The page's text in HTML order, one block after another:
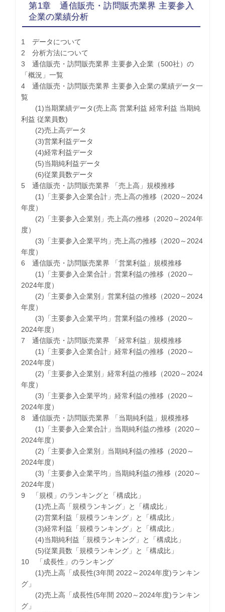
第1章 通信販売・訪問販売業界 主要参入
企業の業績分析
1 データについて
2 分析方法について
3 通信販売・訪問販売業界 主要参入企業（500社）の
「概況」一覧
4 通信販売・訪問販売業界 主要参入企業の業績データ一
覧
(1)当期業績データ(売上高 営業利益 経常利益 当期純
利益 従業員数)
(2)売上高データ
(3)営業利益データ
(4)経常利益データ
(5)当期純利益データ
(6)従業員数データ
5 通信販売・訪問販売業界 「売上高」規模推移
(1)「主要参入企業合計」売上高の推移（2020～2024
年度）
(2)「主要参入企業別」売上高の推移（2020～2024年
度）
(3)「主要参入企業平均」売上高の推移（2020～2024
年度）
6 通信販売・訪問販売業界 「営業利益」規模推移
(1)「主要参入企業合計」営業利益の推移（2020～
2024年度）
(2)「主要参入企業別」営業利益の推移（2020～2024
年度）
(3)「主要参入企業平均」営業利益の推移（2020～
2024年度）
7 通信販売・訪問販売業界 「経常利益」規模推移
(1)「主要参入企業合計」経常利益の推移（2020～
2024年度）
(2)「主要参入企業別」経常利益の推移（2020～2024
年度）
(3)「主要参入企業平均」経常利益の推移（2020～
2024年度）
8 通信販売・訪問販売業界 「当期純利益」規模推移
(1)「主要参入企業合計」当期純利益の推移（2020～
2024年度）
(2)「主要参入企業別」当期純利益の推移（2020～
2024年度）
(3)「主要参入企業平均」当期純利益の推移（2020～
2024年度）
9 「規模」のランキングと「構成比」
(1)売上高「規模ランキング」と「構成比」
(2)営業利益「規模ランキング」と「構成比」
(3)経常利益「規模ランキング」と「構成比」
(4)当期純利益「規模ランキング」と「構成比」
(5)従業員数「規模ランキング」と「構成比」
10 「成長性」のランキング
(1)売上高「成長性(3年間 2022～2024年度)ランキン
グ」
(2)売上高「成長性(5年間 2020～2024年度)ランキン
グ」